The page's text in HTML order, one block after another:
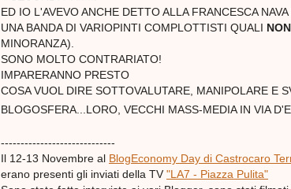
ED IO L'AVEVO ANCHE DETTO ALLA FRANCESCA
UNA BANDA DI VARIOPINTI COMPLOTTISTI QUALI NON
MINORANZA).
SONO MOLTO CONTRARIATO!
IMPARERANNO PRESTO
COSA VUOL DIRE SOTTOVALUTARE, MANIPOLARE E
BLOGOSFERA...LORO, VECCHI MASS-MEDIA IN VIA
-----------------------------
Il 12-13 Novembre al BlogEconomy Day di Castrocaro
erano presenti gli inviati della TV "LA7 - Piazza Pulita"